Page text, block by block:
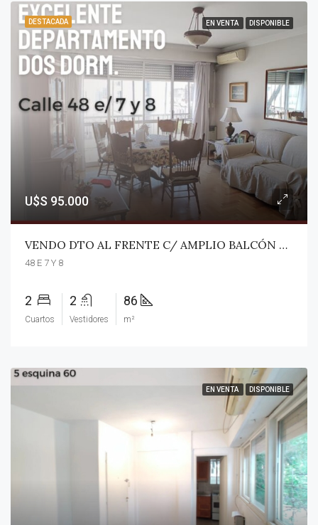
DESTACADA EN VENTA DISPONIBLE
U$S 95.000
VENDO DTO AL FRENTE C/ AMPLIO BALCÓN 2 DORM Y DEPENDENCIAS. 48 E 7 Y 8. Piso 9° UBICACIÓN CÉNTRICA. MUY BUEN ESTADO!
48 E 7 Y 8
2
Cuartos
2
Vestidores
86
m²
EN VENTA DISPONIBLE